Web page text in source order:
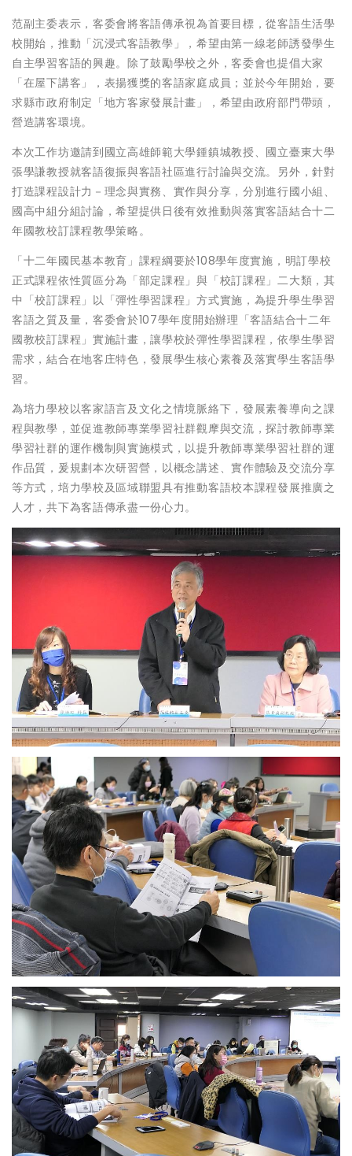
范副主委表示，客委會將客語傳承視為首要目標，從客語生活學
校開始，推動「沉浸式客語教學」，希望由第一線老師誘發學生
自主學習客語的興趣。除了鼓勵學校之外，客委會也提倡大家
「在屋下講客」，表揚獲獎的客語家庭成員；並於今年開始，要
求縣市政府制定「地方客家發展計畫」，希望由政府部門帶頭，
營造講客環境。
本次工作坊邀請到國立高雄師範大學鍾鎮城教授、國立臺東大學
張學謙教授就客語復振與客語社區進行討論與交流。另外，針對
打造課程設計力－理念與實務、實作與分享，分別進行國小組、
國高中組分組討論，希望提供日後有效推動與落實客語結合十二
年國教校訂課程教學策略。
「十二年國民基本教育」課程綱要於108學年度實施，明訂學校
正式課程依性質區分為「部定課程」與「校訂課程」二大類，其
中「校訂課程」以「彈性學習課程」方式實施，為提升學生學習
客語之質及量，客委會於107學年度開始辦理「客語結合十二年
國教校訂課程」實施計畫，讓學校於彈性學習課程，依學生學習
需求，結合在地客庄特色，發展學生核心素養及落實學生客語學
習。
為培力學校以客家語言及文化之情境脈絡下，發展素養導向之課
程與教學，並促進教師專業學習社群觀摩與交流，探討教師專業
學習社群的運作機制與實施模式，以提升教師專業學習社群的運
作品質，爰規劃本次研習營，以概念講述、實作體驗及交流分享
等方式，培力學校及區域聯盟具有推動客語校本課程發展推廣之
人才，共下為客語傳承盡一份心力。